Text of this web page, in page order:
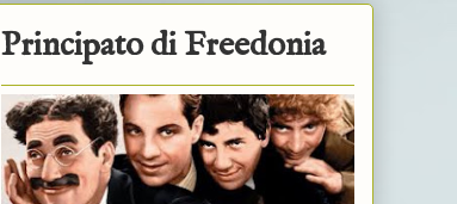
Principato di Freedonia